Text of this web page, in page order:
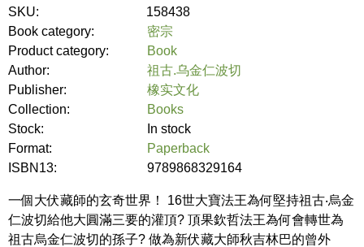
SKU:
158438
Book category:
密宗
Product category:
Book
Author:
祖古.乌金仁波切
Publisher:
橡实文化
Collection:
Books
Stock:
In stock
Format:
Paperback
ISBN13:
9789868329164
一個大伏藏師的玄奇世界！ 16世大寶法王為何堅持祖古‧烏金
仁波切給他大圓滿三要的灌頂? 頂果欽哲法王為何會轉世為
祖古烏金仁波切的孫子? 做為新伏藏大師秋吉林巴的曾外